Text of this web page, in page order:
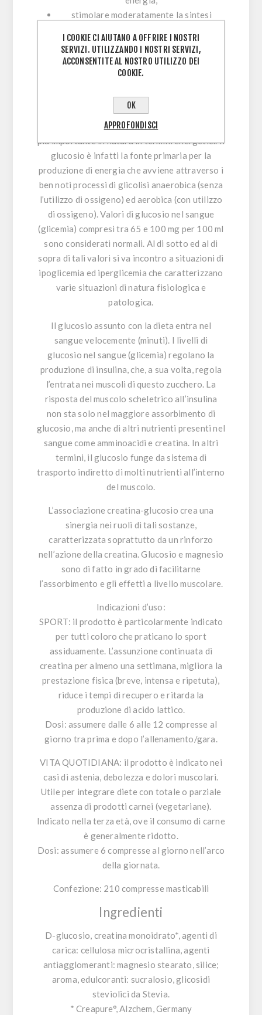
stimolare moderatamente la sintesi
Tali proprietà sono esaltate dall’aumento dei
livelli dicreatinanei muscoli ottenibile
più o meno prolungati.
Per quanto riguarda la presenza del glucosio
nel prodotto, ricordiamo che tale zucchero è il
più importante in natura in termini energetici. Il
glucosio è infatti la fonte primaria per la
produzione di energia che avviene attraverso i
ben noti processi di glicolisi anaerobica (senza
l’utilizzo di ossigeno) ed aerobica (con utilizzo
di ossigeno). Valori di glucosio nel sangue
(glicemia) compresi tra 65 e 100 mg per 100 ml
sono considerati normali. Al di sotto ed al di
sopra di tali valori si va incontro a situazioni di
ipoglicemia ed iperglicemia che caratterizzano
varie situazioni di natura fisiologica e
patologica.
Ilglucosio assunto con la dieta entra nel
sangue velocemente (minuti). I livelli di
glucosio nel sangue (glicemia) regolano la
produzione di insulina, che, a sua volta, regola
l’entrata nei muscoli di questo zucchero. La
risposta del muscolo scheletrico all’insulina
non sta solo nel maggiore assorbimento di
glucosio, ma anche di altri nutrienti presenti nel
sangue come amminoacidi e creatina. In altri
termini, il glucosio funge da sistema di
trasporto indiretto di molti nutrienti all’interno
del muscolo.
L’associazionecreatina-glucosio crea una
sinergia nei ruoli di tali sostanze,
caratterizzata soprattutto da un rinforzo
nell’azione della creatina. Glucosio e magnesio
sono di fatto in grado di facilitarne
l’assorbimento e gli effetti a livello muscolare.
Indicazioni d’uso:
SPORT: il prodotto è particolarmente indicato
per tutti coloro che praticano lo sport
assiduamente. L’assunzione continuata di
creatina per almeno una settimana, migliora la
prestazione fisica (breve, intensa e ripetuta),
riduce i tempi di recupero e ritarda la
produzione di acido lattico.
Dosi: assumere dalle 6 alle 12 compresse al
giorno tra prima e dopo l’allenamento/gara.
VITA QUOTIDIANA: il prodotto è indicato nei
casi di astenia, debolezza e dolori muscolari.
Utile per integrare diete con totale o parziale
assenza di prodotti carnei (vegetariane).
Indicato nella terza età, ove il consumo di carne
è generalmente ridotto.
Dosi: assumere 6 compresse al giorno nell’arco
della giornata.
Confezione: 210 compresse masticabili
Ingredienti
D-glucosio, creatina monoidrato*, agenti di
carica: cellulosa microcristallina, agenti
antiagglomeranti: magnesio stearato, silice;
aroma, edulcoranti: sucralosio, glicosidi
steviolici da Stevia.
* Creapure°, Alzchem, Germany
I COOKIE CI AIUTANO A OFFRIRE I NOSTRI
SERVIZI. UTILIZZANDO I NOSTRI SERVIZI,
ACCONSENTITE AL NOSTRO UTILIZZO DEI
COOKIE.
OK
APPROFONDISCI